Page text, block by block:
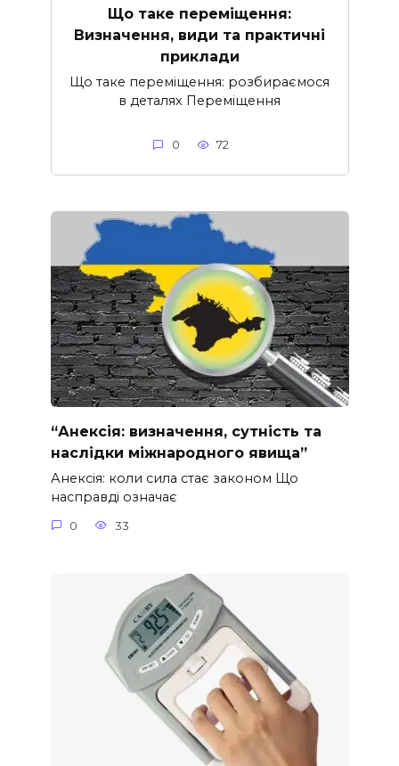
Що таке переміщення:
Визначення, види та практичні
приклади
Що таке переміщення: розбираємося
в деталях Переміщення
0 72
“Анексія: визначення, сутність та
наслідки міжнародного явища”
Анексія: коли сила стає законом Що
насправді означає
0 33